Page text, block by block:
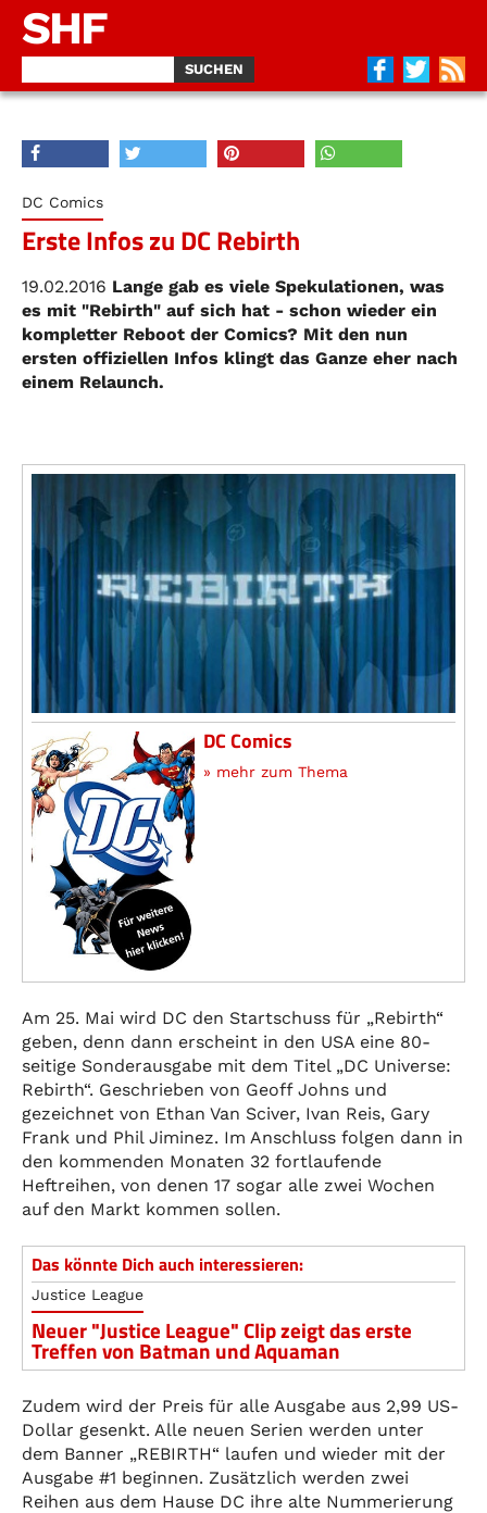
SHF
DC Comics
Erste Infos zu DC Rebirth
19.02.2016 Lange gab es viele Spekulationen, was
es mit "Rebirth" auf sich hat - schon wieder ein
kompletter Reboot der Comics? Mit den nun
ersten offiziellen Infos klingt das Ganze eher nach
einem Relaunch.
DC Comics
» mehr zum Thema
Am 25. Mai wird DC den Startschuss für „Rebirth“
geben, denn dann erscheint in den USA eine 80-
seitige Sonderausgabe mit dem Titel „DC Universe:
Rebirth“. Geschrieben von Geoff Johns und
gezeichnet von Ethan Van Sciver, Ivan Reis, Gary
Frank und Phil Jiminez. Im Anschluss folgen dann in
den kommenden Monaten 32 fortlaufende
Heftreihen, von denen 17 sogar alle zwei Wochen
auf den Markt kommen sollen.
Das könnte Dich auch interessieren:
Justice League
Neuer "Justice League" Clip zeigt das erste
Treffen von Batman und Aquaman
Zudem wird der Preis für alle Ausgabe aus 2,99 US-
Dollar gesenkt. Alle neuen Serien werden unter
dem Banner „REBIRTH“ laufen und wieder mit der
Ausgabe #1 beginnen. Zusätzlich werden zwei
Reihen aus dem Hause DC ihre alte Nummerierung